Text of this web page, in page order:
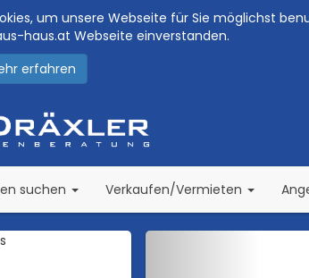
um unsere Webseite für Sie möglichst
haus.at Webseite einverstanden.
erfahren
suchen (current)Verkaufen/Vermieten (current)